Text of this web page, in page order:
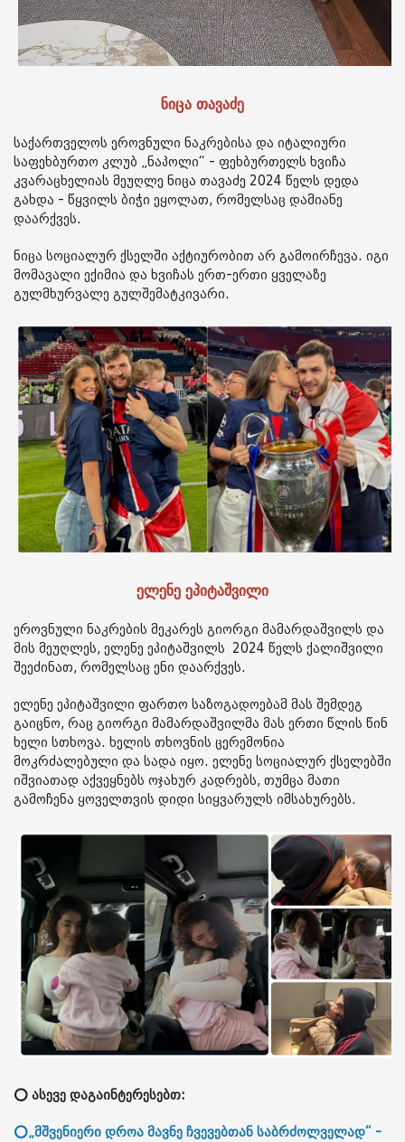
ნიცა თავაძე
საქართველოს ეროვნული ნაკრებისა და იტალიური
საფეხბურთო კლუბ „ნაპოლი“ - ფეხბურთელს ხვიჩა
კვარაცხელიას მეუღლე ნიცა თავაძე 2024 წელს დედა
გახდა - წყვილს ბიჭი ეყოლათ, რომელსაც დამიანე
დაარქვეს.
ნიცა სოციალურ ქსელში აქტიურობით არ გამოირჩევა. იგი
მომავალი ექიმია და ხვიჩას ერთ-ერთი ყველაზე
გულმხურვალე გულშემატკივარი.
ელენე ეპიტაშვილი
ეროვნული ნაკრების მეკარეს გიორგი მამარდაშვილს და
მის მეუღლეს, ელენე ეპიტაშვილს 2024 წელს ქალიშვილი
შეეძინათ, რომელსაც ენი დაარქვეს.
ელენე ეპიტაშვილი ფართო საზოგადოებამ მას შემდეგ
გაიცნო, რაც გიორგი მამარდაშვილმა მას ერთი წლის წინ
ხელი სთხოვა. ხელის თხოვნის ცერემონია
მოკრძალებული და სადა იყო. ელენე სოციალურ ქსელებში
იშვიათად აქვეყნებს ოჯახურ კადრებს, თუმცა მათი
გამოჩენა ყოველთვის დიდი სიყვარულს იმსახურებს.
⭕ ასევე დაგაინტერესებთ:
⭕„მშვენიერი დროა მავნე ჩვევებთან საბრძოლველად“ -